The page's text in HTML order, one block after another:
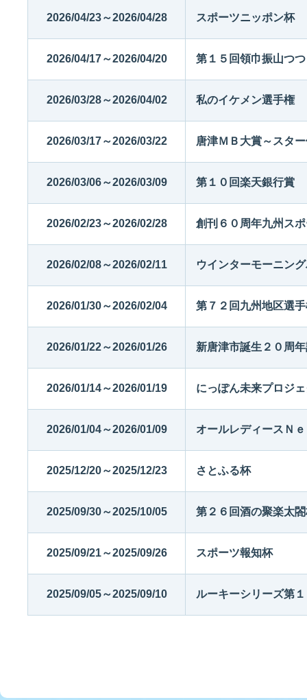
2026/04/23～2026/04/28 スポーツニッポン杯
2026/04/17～2026/04/20 第１５回領巾振山つ
2026/03/28～2026/04/02 私のイケメン選手権
2026/03/17～2026/03/22 唐津ＭＢ大賞～スタ
2026/03/06～2026/03/09 第１０回楽天銀行賞
2026/02/23～2026/02/28 創刊６０周年九州ス
2026/02/08～2026/02/11 ウインターモーニン
2026/01/30～2026/02/04 第７２回九州地区選
2026/01/22～2026/01/26 新唐津市誕生２０周
2026/01/14～2026/01/19 にっぽん未来プロジ
2026/01/04～2026/01/09 オールレディースＮ
2025/12/20～2025/12/23 さとふる杯
2025/09/30～2025/10/05 第２６回酒の聚楽太
2025/09/21～2025/09/26 スポーツ報知杯
2025/09/05～2025/09/10 ルーキーシリーズ第